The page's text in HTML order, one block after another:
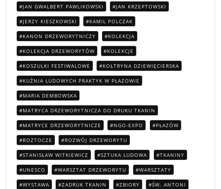
JAN GWALBERT PAWLIKOWSKI JAN KRZEPTOWSKI
JERZY KIESZKOWSKI KAMIL POLCZAK
KANON DRZEWORYTNICZY KOLEKCJA
KOLEKCJA DRZEWORYTÓW KOLEKCJE
KOSZULKI FESTIWALOWE KOŁTRYNA DZIEWIĘCIERSKA
KUŹNIA LUDOWYCH PRAKTYK W PŁAZOWIE
MARIA DEMBOWSKA
MATRYCA DRZEWORYTNICZA DO DRUKU TKANIN
MATRYCE DRZEWORYTNICZE NGO-EXPO PŁAZÓW
ROZTOCZE ROZWÓJ DRZEWORYTU
STANISŁAW WITKIEWICZ SZTUKA LUDOWA TKANINY
UNESCO WARSZTAT DRZEWORYTU WARSZTATY
WYSTAWA ZADRUK TKANIN ZBIORY ŚW. ANTONI